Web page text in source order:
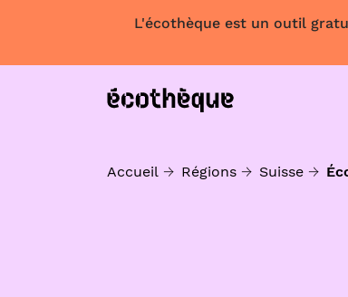
L'écothèque est un outil
Accueil Régions Suisse